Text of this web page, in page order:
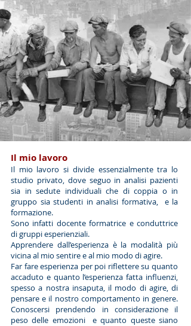
Il mio lavoro
Il mio lavoro si divide essenzialmente tra lo
studio privato, dove seguo in analisi pazienti
sia in sedute individuali che di coppia o in
gruppo sia studenti in analisi formativa, e la
formazione.
Sono infatti docente formatrice e conduttrice
di gruppi esperienziali.
Apprendere dall’esperienza è la modalità più
vicina al mio sentire e al mio modo di agire.
Far fare esperienza per poi riflettere su quanto
accaduto e quanto l’esperienza fatta influenzi,
spesso a nostra insaputa, il modo di agire, di
pensare e il nostro comportamento in genere.
Conoscersi prendendo in considerazione il
peso delle emozioni e quanto queste siano